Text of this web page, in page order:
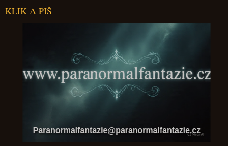
KLIK A PIŠ
Paranormalfantazie@paranormalfantazie.cz